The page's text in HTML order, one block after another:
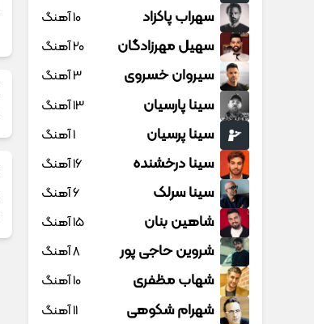
سهراب پاکزاد 10 آهنگ
سهیل مهرزادگان 20 آهنگ
سیروان خسروی 3 آهنگ
سینا پارسیان 13 آهنگ
سینا پرسیان 1 آهنگ
سینا درخشنده 16 آهنگ
سینا سرلک 6 آهنگ
شاهین بنان 15 آهنگ
شروین حاجی پور 8 آهنگ
شهاب مظفری 10 آهنگ
شهرام شکوهی 11 آهنگ